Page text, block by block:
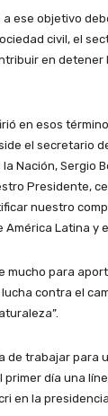
ese objetivo
civil, el
en detener
en esos
el secretario
Nación, Sergio
Presidente,
nuestro
Latina y
mucho para
contra el
de trabajar para
primer día una
en la presidencia